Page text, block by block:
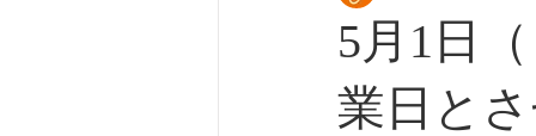
5月1日
業日と